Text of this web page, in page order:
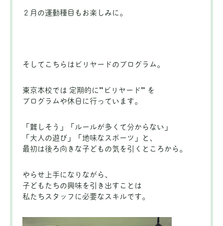
２月の運動種目もお楽しみに。
そしてこちらはビリヤードのプログラム。
東京本校では 定期的に”ビリヤード” を
プログラムや休日に行っています。
「難しそう」「ルールが多くて分からない」
「大人の遊び」「地味なスポーツ」と、
最初は後ろ向きな子どもの気を引くところから。
やらせ上手になりながら、
子どもたちの興味を引き出すことは
私たちスタッフに必要なスキルです。